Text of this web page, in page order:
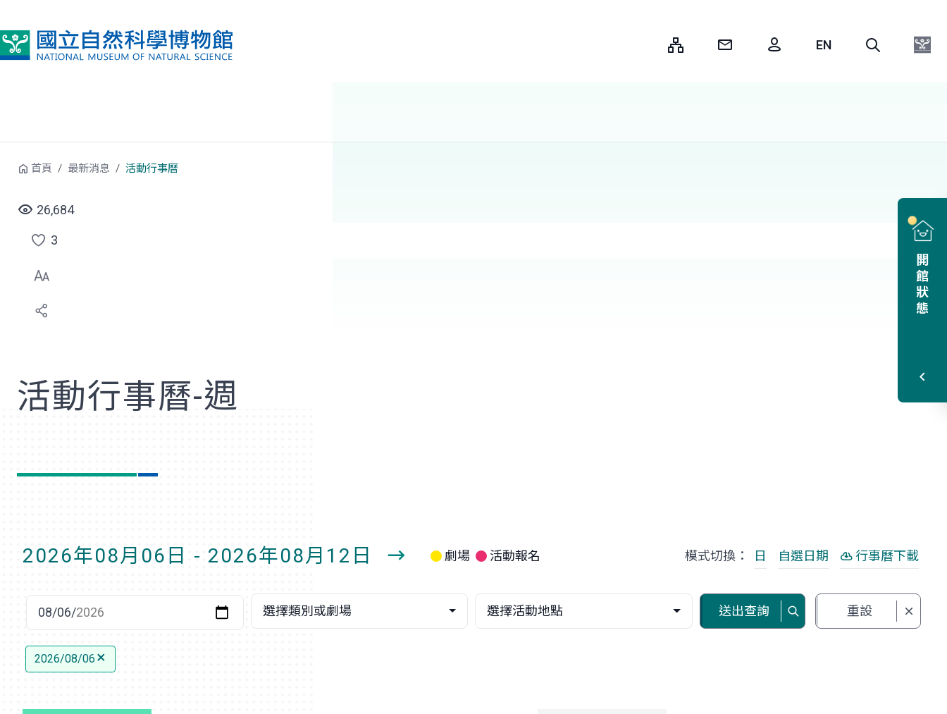
開館狀態
首頁 最新消息 活動行事曆
26,684
點
選
喜
3
活動行事曆-週
2026年08月06日 - 2026年08月12日
一
劇場 活動報名 模式切換： 日 自選日期 行事曆下載
選擇類別或劇場 選擇活動地點 送出查詢 重設
2026/08/06